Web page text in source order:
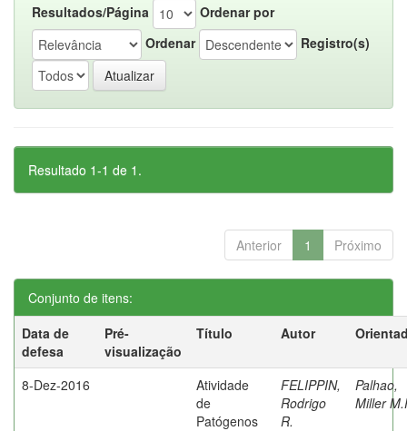
Resultados/Página
Ordenar por
Ordenar
Registro(s)
Resultado 1-1 de 1.
Anterior 1 Próximo
Conjunto de itens:
Data de
defesa
Pré-
visualização
Título Autor
8-Dez-2016
Atividade
de
Patógenos
FELIPPIN,
Rodrigo
R.
Palhao,
Miller